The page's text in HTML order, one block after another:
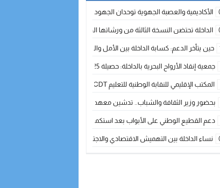
الأكاديمية والعصبة الجهوية توحدان الجهود لتطوير الممارسة الكروية بجهة
الداخلة تحتضن النسخة الثالثة من ورشاتها الدولية: تكوين متخصص في التراث
حين يتأخر الدعم: كسابة الداخلة بين الأمل والقلق ؟
جمعية إنقاذ الأرواح البحرية بالداخلة: حصيلة 2025 بين مهام الإنقاذ ومشروع “دار البحار”
المكتب الإقليمي للنقابة الوطنية للتعليم CDT يجتمع مع المدير الإقليمي لمناقشة ملفات جوهرية لنساء ورجال التعليم
بحضور وزير الثقافة والشباب.. تدشين معهد الموسيقى والفنون الكوريغرافية بالداخلة
دعم القطيع الوطني على الأبواب بعد استكمال الترقيم… الفلاحة المغربية
نساء الداخلة بين التهميش الاقتصادي والاجتماعي… في المؤسسات الإنتاجية